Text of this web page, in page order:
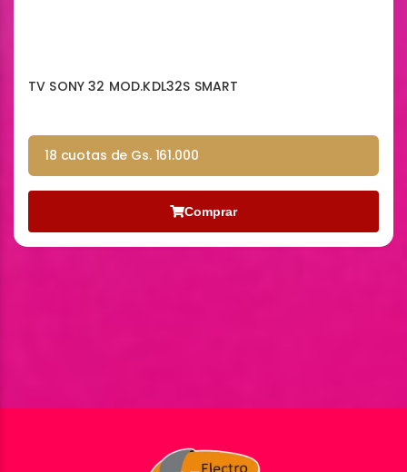
TV SONY 32 MOD.KDL32S SMART
18 cuotas de Gs. 161.000
Comprar